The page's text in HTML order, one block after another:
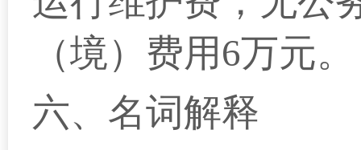
（境）费用6万元。
六、名词解释